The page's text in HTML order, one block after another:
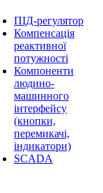
ПІД-регулятор
Компенсація
реактивної
потужності
Компоненти
людино-
машинного
інтерфейсу
(кнопки,
перемикачі,
індикатори)
SCADA